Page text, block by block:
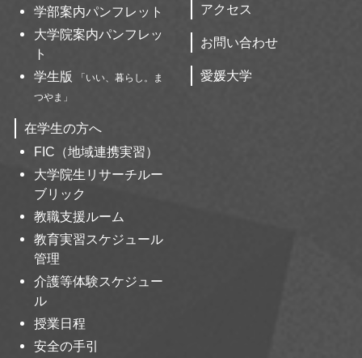
学部案内パンフレット
大学院案内パンフレッ
ト
学生版
「いい、暮らし。ま
つやま」
在学生の方へ
FIC（地域連携実習）
大学院生リサーチルー
ブリック
教職支援ルーム
教育実習スケジュール
管理
介護等体験スケジュー
ル
授業日程
安全の手引
アクセス
お問い合わせ
愛媛大学